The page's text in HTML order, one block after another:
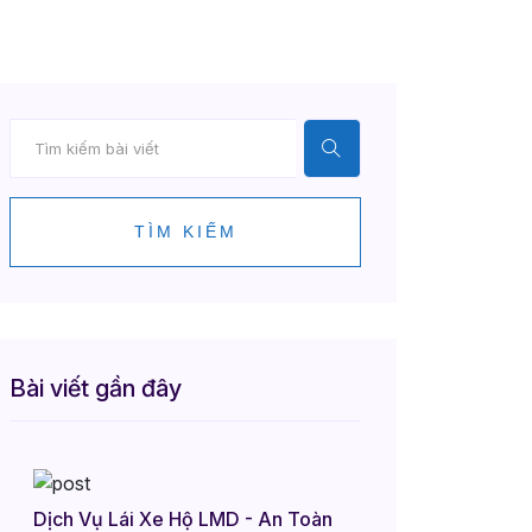
TÌM KIẾM
Bài viết gần đây
Dịch Vụ Lái Xe Hộ LMD - An Toàn